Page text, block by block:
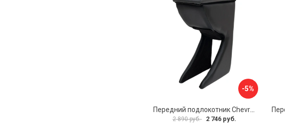
-5%
2 890 руб. 2 746 руб.